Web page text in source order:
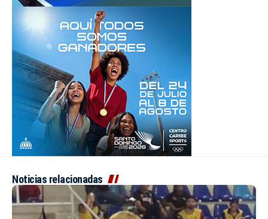
Noticias relacionadas